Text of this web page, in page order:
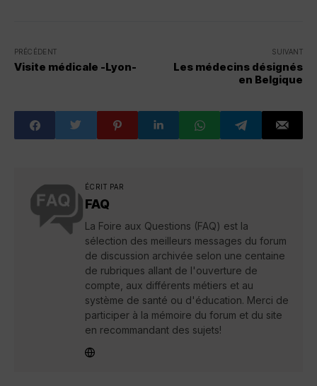
PRÉCÉDENT
Visite médicale -Lyon-
SUIVANT
Les médecins désignés
en Belgique
ÉCRIT PAR
FAQ
La Foire aux Questions (FAQ) est la
sélection des meilleurs messages du forum
de discussion archivée selon une centaine
de rubriques allant de l'ouverture de
compte, aux différents métiers et au
système de santé ou d'éducation. Merci de
participer à la mémoire du forum et du site
en recommandant des sujets!